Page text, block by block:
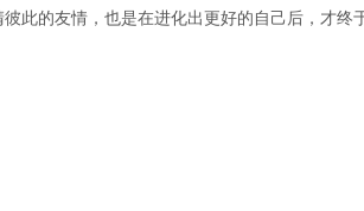
彼此的友情，也是在进化出更好的自己后，才终